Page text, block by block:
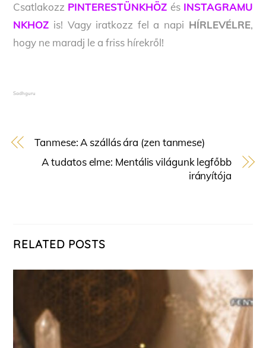
Csatlakozz PINTERESTÜNKHÖZ és INSTAGRAMU
NKHOZ is! Vagy iratkozz fel a napi HÍRLEVÉLRE,
hogy ne maradj le a friss hírekről!
Sadhguru
Tanmese: A szállás ára (zen tanmese)
A tudatos elme: Mentális világunk legfőbb
irányítója
RELATED POSTS